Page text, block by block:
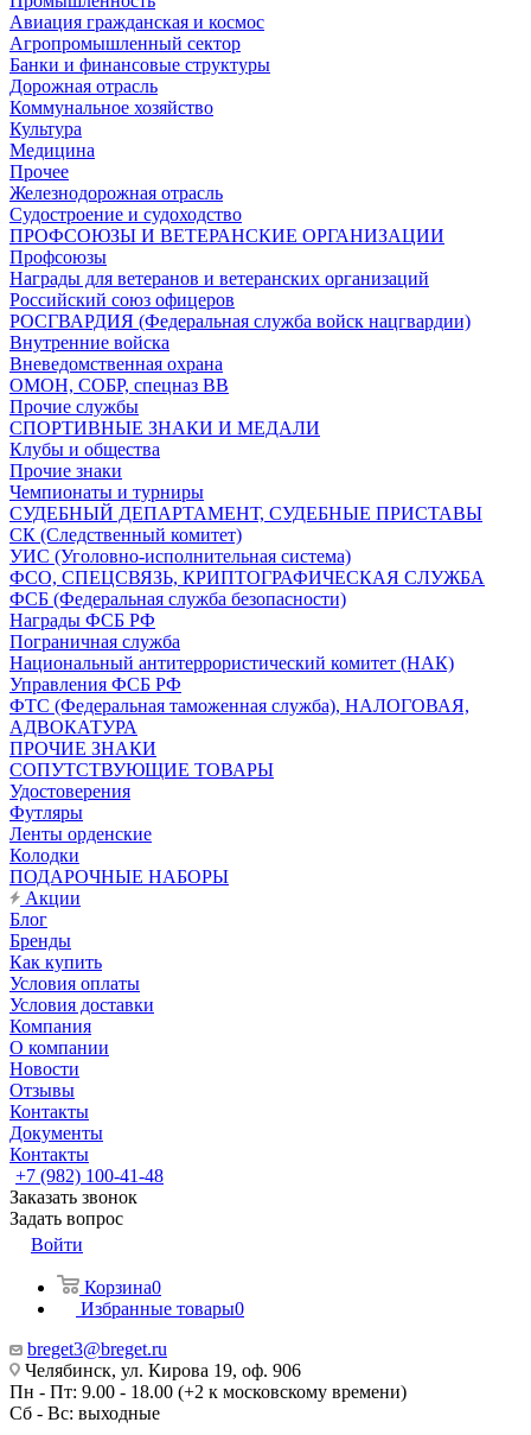
Авиация гражданская и космос
Агропромышленный сектор
Банки и финансовые структуры
Дорожная отрасль
Коммунальное хозяйство
Культура
Медицина
Прочее
Железнодорожная отрасль
Судостроение и судоходство
ПРОФСОЮЗЫ И ВЕТЕРАНСКИЕ ОРГАНИЗАЦИИ
Профсоюзы
Награды для ветеранов и ветеранских организаций
Российский союз офицеров
РОСГВАРДИЯ (Федеральная служба войск нацгвардии)
Внутренние войска
Вневедомственная охрана
ОМОН, СОБР, спецназ ВВ
Прочие службы
СПОРТИВНЫЕ ЗНАКИ И МЕДАЛИ
Клубы и общества
Прочие знаки
Чемпионаты и турниры
СУДЕБНЫЙ ДЕПАРТАМЕНТ, СУДЕБНЫЕ ПРИСТАВЫ
СК (Следственный комитет)
УИС (Уголовно-исполнительная система)
ФСО, СПЕЦСВЯЗЬ, КРИПТОГРАФИЧЕСКАЯ СЛУЖБА
ФСБ (Федеральная служба безопасности)
Награды ФСБ РФ
Пограничная служба
Национальный антитеррористический комитет (НАК)
Управления ФСБ РФ
ФТС (Федеральная таможенная служба), НАЛОГОВАЯ,
АДВОКАТУРА
ПРОЧИЕ ЗНАКИ
СОПУТСТВУЮЩИЕ ТОВАРЫ
Удостоверения
Футляры
Ленты орденские
Колодки
ПОДАРОЧНЫЕ НАБОРЫ
Акции
Блог
Бренды
Как купить
Условия оплаты
Условия доставки
Компания
О компании
Новости
Отзывы
Контакты
Документы
Контакты
+7 (982) 100-41-48
Заказать звонок
Задать вопрос
Войти
Корзина0
Избранные товары0
breget3@breget.ru
Челябинск, ул. Кирова 19, оф. 906
Пн - Пт: 9.00 - 18.00 (+2 к московскому времени)
Сб - Вс: выходные